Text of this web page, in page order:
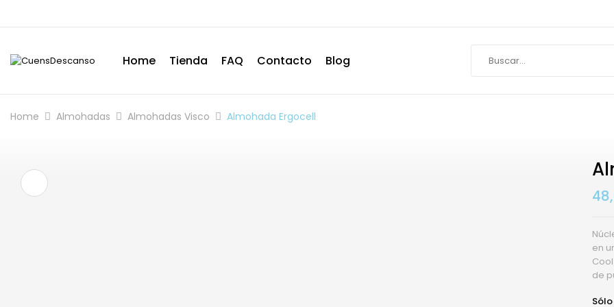
Home Tienda FAQ Contacto Blog
Home Almohadas Almohadas Visco Almohada Ergocell
en
de